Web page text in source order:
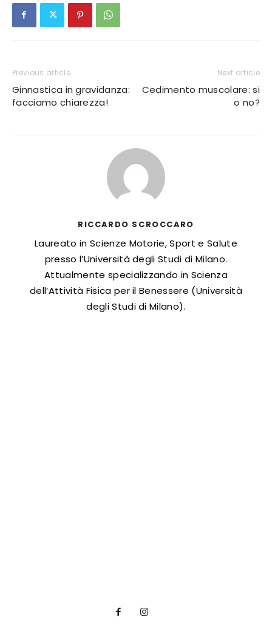
Previous article
Ginnastica in gravidanza:
facciamo chiarezza!
Next article
Cedimento muscolare: si
o no?
RICCARDO SCROCCARO
Laureato in Scienze Motorie, Sport e Salute
presso l’Università degli Studi di Milano.
Attualmente specializzando in Scienza
dell’Attività Fisica per il Benessere (Università
degli Studi di Milano).